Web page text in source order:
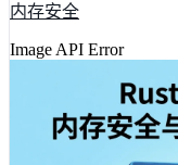
内存安全
Image API Error